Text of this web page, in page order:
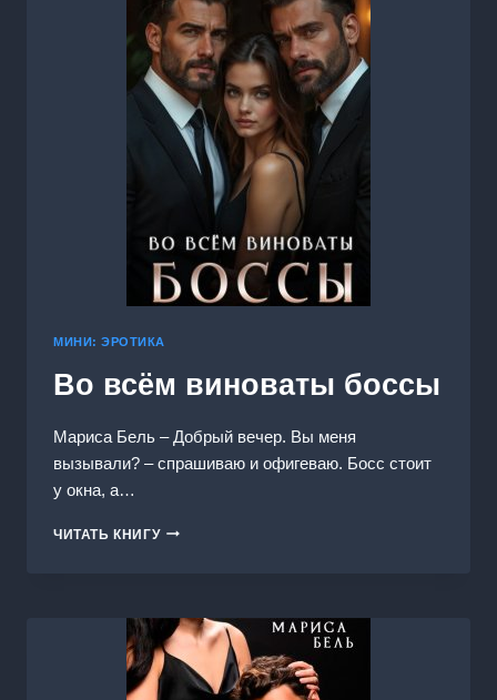
МИНИ: ЭРОТИКА
Во всём виноваты боссы
Мариса Бель – Добрый вечер. Вы меня
вызывали? – спрашиваю и офигеваю. Босс стоит
у окна, а…
ЧИТАТЬ КНИГУВО